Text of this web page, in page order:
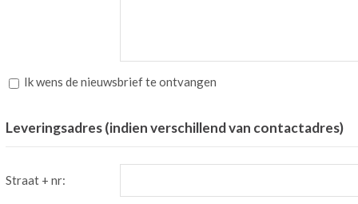
Ik wens de nieuwsbrief te ontvangen
Leveringsadres (indien verschillend van contactadres)
Straat + nr: